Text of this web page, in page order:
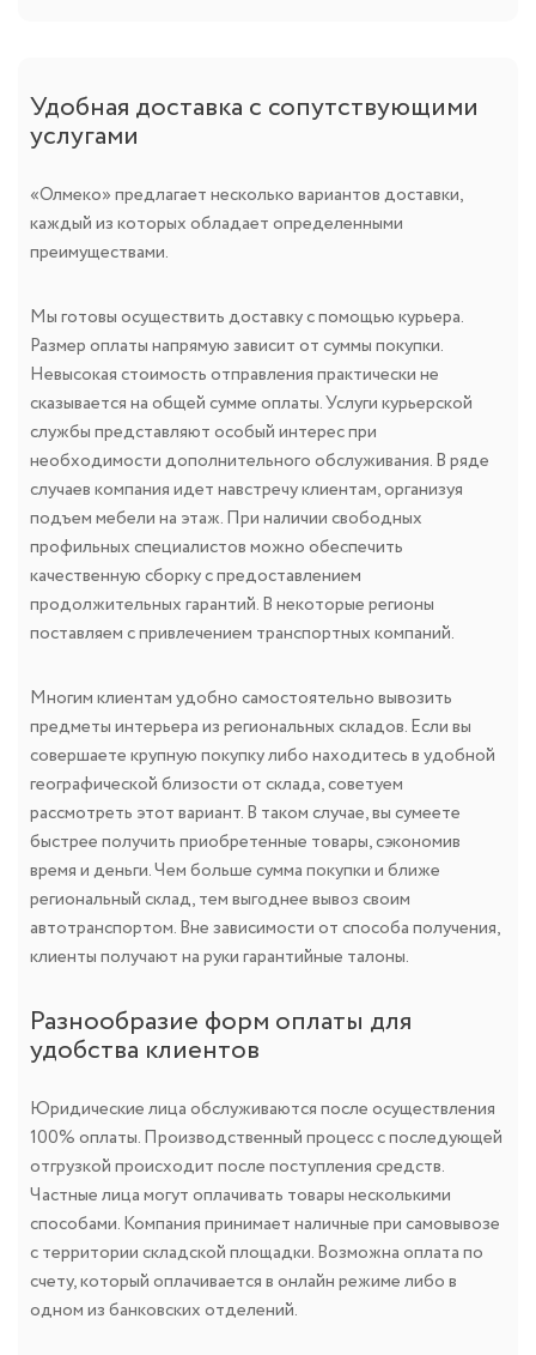
Удобная доставка с сопутствующими
услугами
«Олмеко» предлагает несколько вариантов доставки,
каждый из которых обладает определенными
преимуществами.
Мы готовы осуществить доставку с помощью курьера.
Размер оплаты напрямую зависит от суммы покупки.
Невысокая стоимость отправления практически не
сказывается на общей сумме оплаты. Услуги курьерской
службы представляют особый интерес при
необходимости дополнительного обслуживания. В ряде
случаев компания идет навстречу клиентам, организуя
подъем мебели на этаж. При наличии свободных
профильных специалистов можно обеспечить
качественную сборку с предоставлением
продолжительных гарантий. В некоторые регионы
поставляем с привлечением транспортных компаний.
Многим клиентам удобно самостоятельно вывозить
предметы интерьера из региональных складов. Если вы
совершаете крупную покупку либо находитесь в удобной
географической близости от склада, советуем
рассмотреть этот вариант. В таком случае, вы сумеете
быстрее получить приобретенные товары, сэкономив
время и деньги. Чем больше сумма покупки и ближе
региональный склад, тем выгоднее вывоз своим
автотранспортом. Вне зависимости от способа получения,
клиенты получают на руки гарантийные талоны.
Разнообразие форм оплаты для
удобства клиентов
Юридические лица обслуживаются после осуществления
100% оплаты. Производственный процесс с последующей
отгрузкой происходит после поступления средств.
Частные лица могут оплачивать товары несколькими
способами. Компания принимает наличные при самовывозе
с территории складской площадки. Возможна оплата по
счету, который оплачивается в онлайн режиме либо в
одном из банковских отделений.